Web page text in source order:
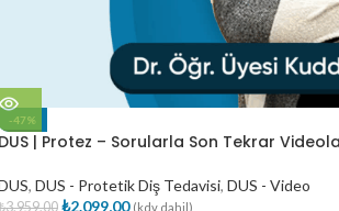
-47%
| Protez – Sorularla Son Tekrar
, DUS - Protetik Diş Tedavisi, DUS - Video
3.959,00 ₺2.099,00 (kdv dahil)